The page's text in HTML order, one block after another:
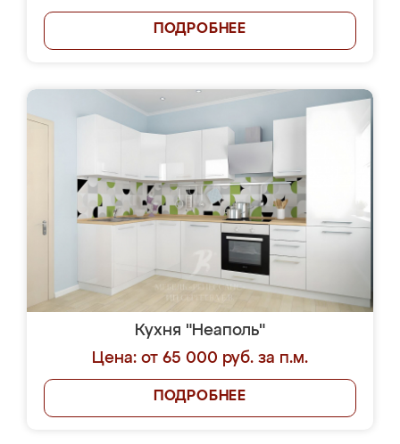
ПОДРОБНЕЕ
Кухня "Неаполь"
Цена: от 65 000 руб. за п.м.
ПОДРОБНЕЕ